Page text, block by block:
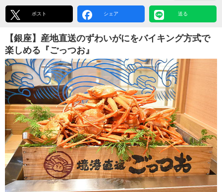
ポスト シェア 送る
【銀座】産地直送のずわいがにをバイキング方式で
楽しめる『ごっつお』